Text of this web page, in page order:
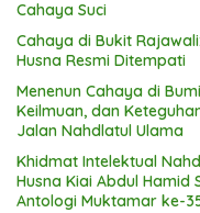
Cahaya Suci
Cahaya di Bukit
Husna Resmi Ditempati
Menenun Cahaya di
Keilmuan, dan
Jalan Nahdlatul Ulama
Khidmat Intelektual
Husna Kiai Abdul Hamid
Antologi Muktamar ke-